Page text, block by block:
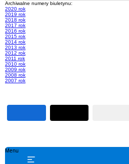
Archiwalne numery biuletynu:
2020 rok
2019 rok
2018 rok
2017 rok
2016 rok
2015 rok
2014 rok
2013 rok
2012 rok
2011 rok
2010 rok
2009 rok
2008 rok
2007 rok
Menu